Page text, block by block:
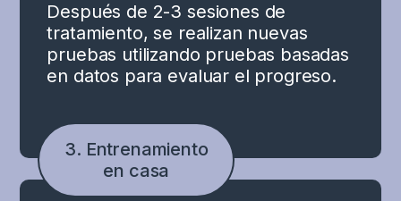
Después de 2-3 sesiones de
tratamiento, se realizan nuevas
pruebas utilizando pruebas basadas
en datos para evaluar el progreso.
3. Entrenamiento
en casa